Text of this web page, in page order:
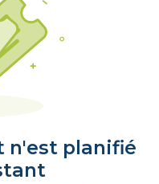
n'est planifié